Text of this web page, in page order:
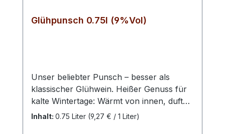
Glühpunsch 0.75l (9%Vol)
Unser beliebter Punsch – besser als
klassischer Glühwein. Heißer Genuss für
kalte Wintertage: Wärmt von innen, duftet
herrlich und versüßt den Abend zu Hause
Inhalt: 0.75 Liter (9,27 € / 1 Liter)